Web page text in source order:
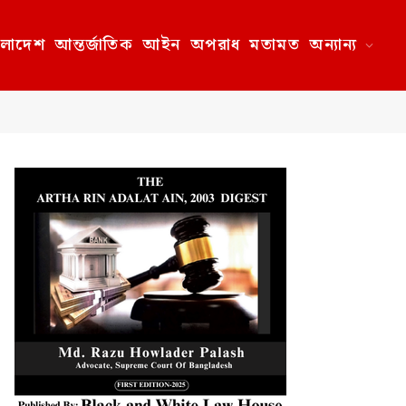
আন্তর্জাতিক আইন অপরাধ মতামত অন্যান্য